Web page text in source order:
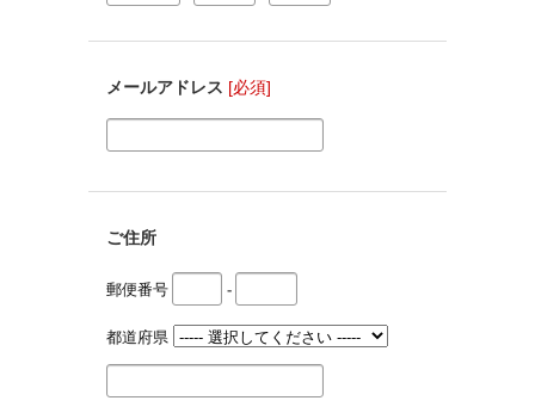
メールアドレス [必須]
ご住所
郵便番号 -
都道府県